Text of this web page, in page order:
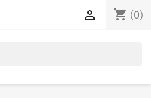
shopping_cart (0)
